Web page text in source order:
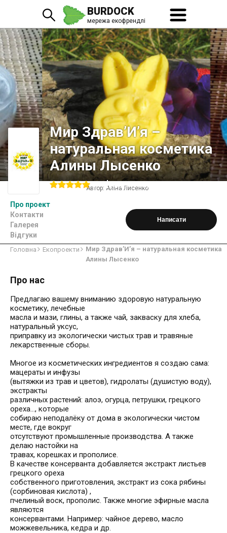
BURDOCK
мережа екофрендлі
Мир Здрав’И’я –
натуральная косметика
Алины Лысенко
Додати відгук
Автор: Аліна Лисенко
Про проект
Контакти
Галерея
Відгуки
Написати
Головна Екопроекти
Мир Здрав’И’я – натуральная косметика
Алины Лысенко
Про нас
Предлагаю вашему вниманию здоровую натуральную
косметику, лечебные
масла и мази, глины, а также чай, закваску для хлеба,
натуральный уксус,
приправку из экологически чистых трав и травяные
лекарственные сборы.
Многое из косметических ингредиентов я создаю сама:
мацераты и инфузы
(вытяжки из трав и цветов), гидролаты (душистую воду),
экстракты
различных растений: алоэ, огурца, петрушки, грецкого
ореха..., которые
собираю неподалёку от дома в экологически чистом
месте, где вокруг
отсутствуют промышленные производства. А также
делаю настойки на
травах, корешках и прополисе.
В качестве консерванта добавляется экстракт листьев
грецкого ореха
собственного приготовления, экстракт из сока рябины
(сорбиновая кислота) ,
пчелиный воск, прополис. Также многие эфирные масла
являются
консервантами. Например: чайное дерево, масло
можжевельника, кедра и др.